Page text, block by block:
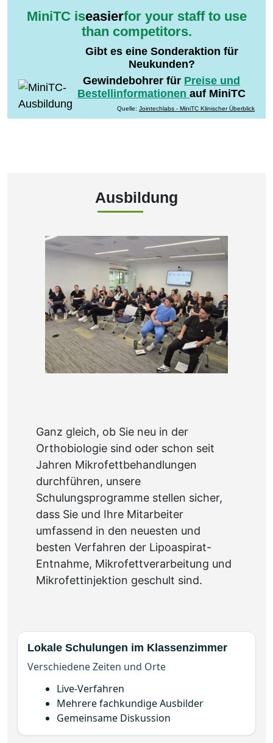
Gibt es eine Sonderaktion für
Neukunden?
Gewindebohrer fürPreise und
Bestellinformationenauf MiniTC
Quelle:Jointechlabs - MiniTC Klinischer Überblick
Orthobiologie sind oder schon seit
Jahren Mikrofettbehandlungen
durchführen, unsere
Schulungsprogramme stellen sicher,
dass Sie und Ihre Mitarbeiter
umfassend in den neuesten und
besten Verfahren der Lipoaspirat-
Entnahme, Mikrofettverarbeitung und
Mikrofettinjektion geschult sind.
Lokale Schulungen im Klassenzimmer
Verschiedene Zeiten und Orte
Live-Verfahren
Mehrere fachkundige Ausbilder
Gemeinsame Diskussion